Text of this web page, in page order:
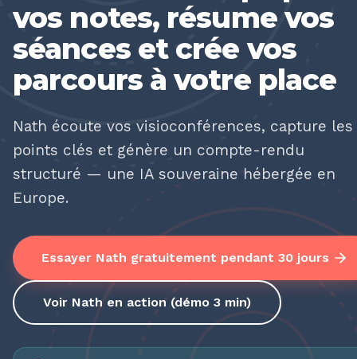
vos notes, résume vos
séances et crée vos
parcours à votre place
Nath écoute vos visioconférences, capture les
points clés et génère un compte-rendu
structuré — une IA souveraine hébergée en
Europe.
Essayer Nath gratuitement pendant 30 jours
Voir Nath en action (démo 3 min)